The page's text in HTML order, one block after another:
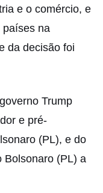
e o comércio, e
países na
da decisão foi
Trump
e pré-
(PL), e do
Bolsonaro (PL) a